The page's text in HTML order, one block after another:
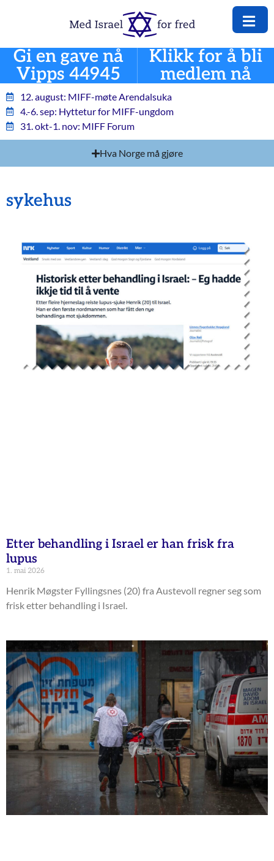
Gi en gave nå
Vipps 44945
Klikk for å bli
medlem nå
12. august: MIFF-møte Arendalsuka
4.-6. sep: Hyttetur for MIFF-ungdom
31. okt-1. nov: MIFF Forum
Hva Norge må gjøre
sykehus
Etter behandling i Israel er han frisk fra
lupus
1. mai 2026
Henrik Møgster Fyllingsnes (20) fra Austevoll regner seg som
frisk etter behandling i Israel.